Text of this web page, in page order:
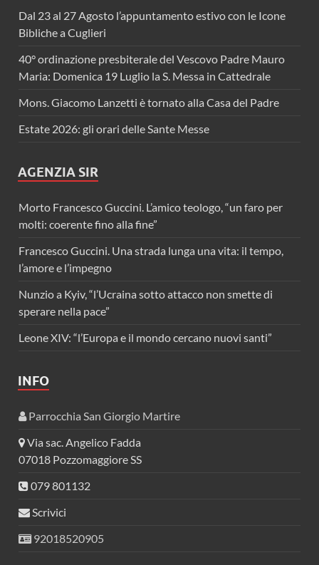
Dal 23 al 27 Agosto l’appuntamento estivo con le Icone
Bibliche a Cuglieri
40° ordinazione presbiterale del Vescovo Padre Mauro
Maria: Domenica 19 Luglio la S. Messa in Cattedrale
Mons. Giacomo Lanzetti è tornato alla Casa del Padre
Estate 2026: gli orari delle Sante Messe
AGENZIA SIR
Morto Francesco Guccini. L’amico teologo, “un faro per
molti: coerente fino alla fine”
Francesco Guccini. Una strada lunga una vita: il tempo,
l’amore e l’impegno
Nunzio a Kyiv, “l’Ucraina sotto attacco non smette di
sperare nella pace”
Leone XIV: “l’Europa e il mondo cercano nuovi santi”
INFO
Parrocchia San Giorgio Martire
Via sac. Angelico Fadda
07018 Pozzomaggiore SS
079 801132
Scrivici
92018520905